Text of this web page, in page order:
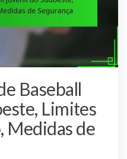
Baseball
Limites
Medidas de